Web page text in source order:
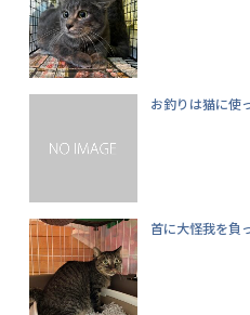
お釣りは猫に使
首に大怪我を負